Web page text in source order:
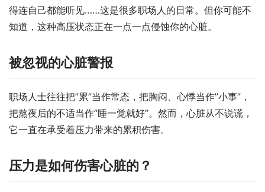
得连自己都能听见……这是很多职场人的日常。但你可能不
知道，这种高压状态正在一点一点侵蚀你的心脏。
被忽视的心脏警报
职场人士往往把”累”当作常态，把胸闷、心悸当作”小事”，
把熬夜后的不适当作”睡一觉就好”。然而，心脏从不说谎，
它一直在承受着压力带来的累积伤害。
压力是如何伤害心脏的？